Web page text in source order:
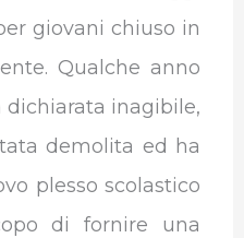
giovani chiuso in
Qualche anno
dichiarata inagibile,
demolita ed ha
plesso scolastico
di fornire una